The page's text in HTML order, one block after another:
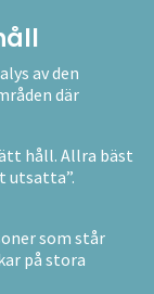
av den
där
håll. Allra bäst
utsatta”.
som står
på stora